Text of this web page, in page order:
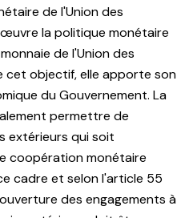
de l'Union des
la politique monétaire
de l'Union des
cet objectif, elle apporte son
du Gouvernement. La
permettre de
extérieurs qui soit
coopération monétaire
cadre et selon l'article 55
des engagements à